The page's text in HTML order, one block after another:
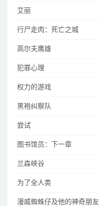
艾丽
行尸走肉：死亡之城
高尔夫鹰雄
犯罪心理
权力的游戏
黑袍纠察队
尝试
图书馆员：下一章
兰森峡谷
为了全人类
漫威蜘蛛仔及他的神奇朋友